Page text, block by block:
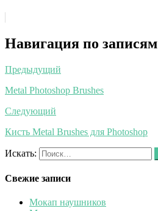
Навигация по записям
Предыдущий
Metal Photoshop Brushes
Следующий
Кисть Metal Brushes для Photoshop
Искать:
Свежие записи
Мокап наушников